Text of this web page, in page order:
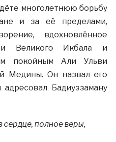
многолетнюю борьбу
и за её пределами,
вдохновлённое
Великого Икбала и
покойным Али Ульви
Медины. Он назвал его
адресовал Бадиуззаману
сердце, полное веры,